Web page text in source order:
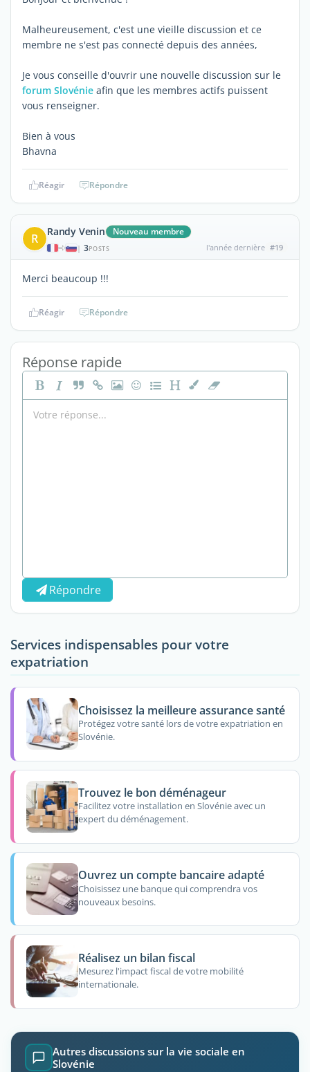
Malheureusement, c'est une vieille discussion et ce
membre ne s'est pas connecté depuis des années,
Je vous conseille d'ouvrir une nouvelle discussion sur le
forum Slovénie afin que les membres actifs puissent
vous renseigner.
Bien à vous
Bhavna
Réagir Répondre
R Randy Venin Nouveau membre
| 3POSTS l'année dernière #19
Merci beaucoup !!!
Réagir Répondre
Réponse rapide
Répondre
Services indispensables pour votre
expatriation
Choisissez la meilleure assurance santé
Protégez votre santé lors de votre expatriation en
Slovénie.
Trouvez le bon déménageur
Facilitez votre installation en Slovénie avec un
expert du déménagement.
Ouvrez un compte bancaire adapté
Choisissez une banque qui comprendra vos
nouveaux besoins.
Réalisez un bilan fiscal
Mesurez l'impact fiscal de votre mobilité
internationale.
Autres discussions sur la vie sociale en
Slovénie